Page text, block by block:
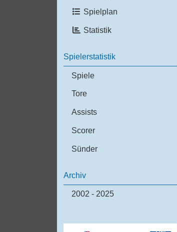
Spielplan
Statistik
Spielerstatistik
Spiele
Tore
Assists
Scorer
Sünder
Archiv
2002 - 2025